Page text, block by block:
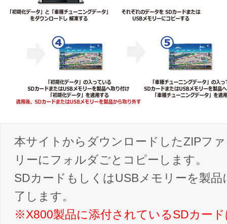
本サイトからダウンロードしたZIPフ
リーにフォルダごとコピーします。
SDカードもしくはUSBメモリーを製
了します。
※X800製品に添付されているSDカー